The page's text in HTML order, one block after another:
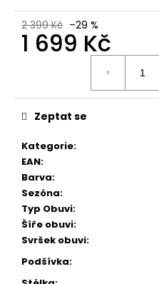
2 399 Kč –29 %
1 699 Kč
Kategorie:
EAN:
Barva:
Sezóna:
Typ Obuvi:
Šíře obuvi:
Svršek obuvi:
Podšívka:
Zeptat se
STÉLKA
ŠÍŘE
JANA
805
MODRÉ
Kč
Původně:
799
Kč